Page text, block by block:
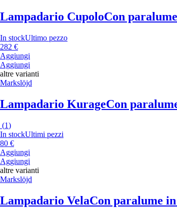
Lampadario CupoloCon
In stockUltimo pezzo
282 €
Aggiungi
Aggiungi
altre varianti
Markslöjd
Lampadario KurageCon
(1)
In stockUltimi pezzi
80 €
Aggiungi
Aggiungi
altre varianti
Markslöjd
Lampadario VelaCon paralume